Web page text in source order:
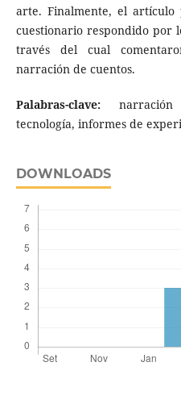
arte. Finalmente, el artículo
cuestionario respondido por
través del cual
narración de cuentos.
Palabras-clave:
tecnología, informes de
DOWNLOADS